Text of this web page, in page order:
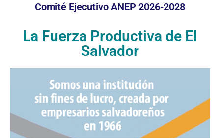
Comité Ejecutivo ANEP 2026-2028
La Fuerza Productiva de El
Salvador